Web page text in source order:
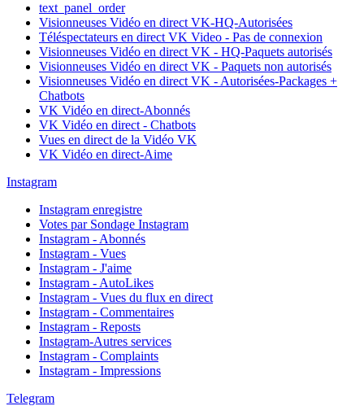
text_panel_order
Visionneuses Vidéo en direct VK-HQ-Autorisées
Téléspectateurs en direct VK Video - Pas de connexion
Visionneuses Vidéo en direct VK - HQ-Paquets autorisés
Visionneuses Vidéo en direct VK - Paquets non autorisés
Visionneuses Vidéo en direct VK - Autorisées-Packages +
Chatbots
VK Vidéo en direct-Abonnés
VK Vidéo en direct - Chatbots
Vues en direct de la Vidéo VK
VK Vidéo en direct-Aime
Instagram
Instagram enregistre
Votes par Sondage Instagram
Instagram - Abonnés
Instagram - Vues
Instagram - J'aime
Instagram - AutoLikes
Instagram - Vues du flux en direct
Instagram - Commentaires
Instagram - Reposts
Instagram-Autres services
Instagram - Complaints
Instagram - Impressions
Telegram